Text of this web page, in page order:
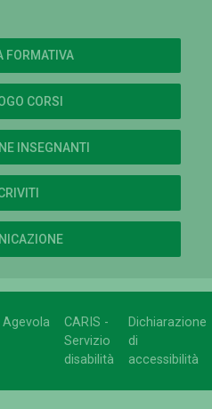
FORMATIVA
CORSI
INSEGNANTI
Agevola
CARIS -
Servizio
disabilità
Dichiarazione
di
accessibilità